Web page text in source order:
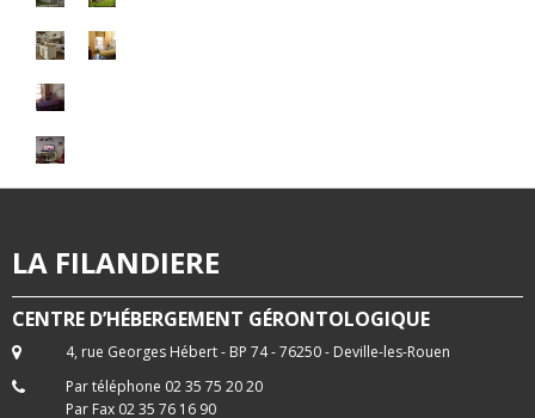
LA FILANDIERE
CENTRE D’HÉBERGEMENT GÉRONTOLOGIQUE
4, rue Georges Hébert - BP 74 - 76250 - Deville-les-Rouen
Par téléphone 02 35 75 20 20
Par Fax 02 35 76 16 90